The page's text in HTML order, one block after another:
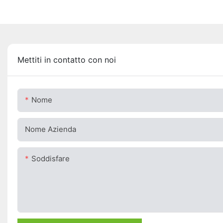
Mettiti in contatto con noi
Nome
Nome Azienda
Soddisfare